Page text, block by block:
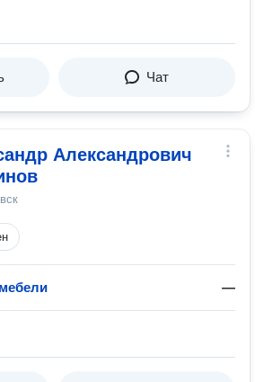
Чат
Александрович
—